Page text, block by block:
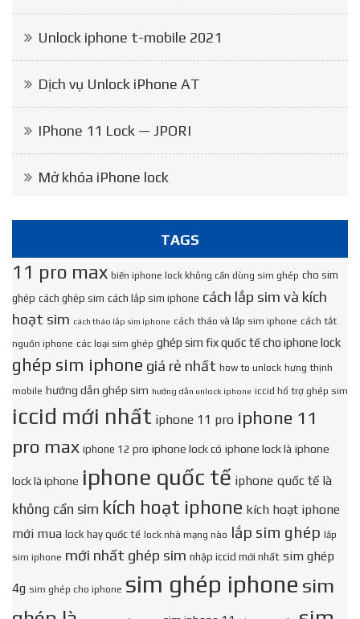
Unlock iphone t-mobile 2021
Dịch vụ Unlock iPhone AT
IPhone 11 Lock — JPORI
Mở khóa iPhone lock
TAGS
11 pro max biến iphone lock không cần dùng sim ghép cho sim
ghép cách ghép sim cách lắp sim iphone cách lắp sim và kích
hoạt sim cách tháo lắp sim iphone cách tháo và lắp sim iphone cách tắt
nguồn iphone các loại sim ghép ghép sim fix quốc tế cho iphone lock
ghép sim iphone giá rẻ nhất how to unlock hưng thịnh
mobile hướng dẫn ghép sim hướng dẫn unlock iphone iccid hổ trợ ghép sim
iccid mới nhất iphone 11 pro iphone 11
pro max iphone 12 pro iphone lock có iphone lock là iphone
lock là iphone iphone quốc tế iphone quốc tế là
không cần sim kích hoạt iphone kích hoạt iphone
mới mua lock hay quốc tế lock nhà mạng nào lắp sim ghép lắp
sim iphone mới nhất ghép sim nhập iccid mới nhất sim ghép
4g sim ghép cho iphone sim ghép iphone sim